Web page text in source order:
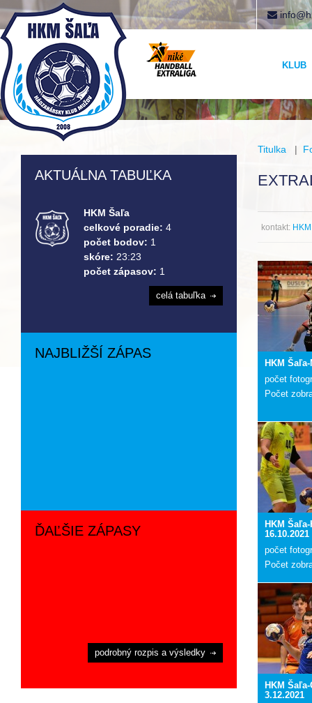
KLUB
Titulka |
kontakt:
HKM
počet
Počet
HKM
16.10.2021
počet
Počet
HKM
3.12.2021
AKTUÁLNA TABUĽKA
HKM Šaľa
celkové poradie: 4
počet bodov: 1
skóre: 23:23
počet zápasov: 1
celá tabuľka
NAJBLIŽŠÍ ZÁPAS
ĎAĽŠIE ZÁPASY
podrobný rozpis a výsledky